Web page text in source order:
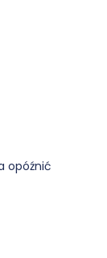
opóźnić